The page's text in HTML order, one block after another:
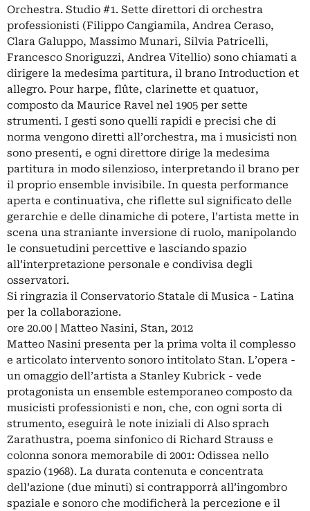
Orchestra. Studio #1. Sette direttori di orchestra
professionisti (Filippo Cangiamila, Andrea Ceraso,
Clara Galuppo, Massimo Munari, Silvia Patricelli,
Francesco Snoriguzzi, Andrea Vitellio) sono chiamati a
dirigere la medesima partitura, il brano Introduction et
allegro. Pour harpe, flûte, clarinette et quatuor,
composto da Maurice Ravel nel 1905 per sette
strumenti. I gesti sono quelli rapidi e precisi che di
norma vengono diretti all’orchestra, ma i musicisti non
sono presenti, e ogni direttore dirige la medesima
partitura in modo silenzioso, interpretando il brano per
il proprio ensemble invisibile. In questa performance
aperta e continuativa, che riflette sul significato delle
gerarchie e delle dinamiche di potere, l’artista mette in
scena una straniante inversione di ruolo, manipolando
le consuetudini percettive e lasciando spazio
all’interpretazione personale e condivisa degli
osservatori.
Si ringrazia il Conservatorio Statale di Musica - Latina
per la collaborazione.
ore 20.00 | Matteo Nasini, Stan, 2012
Matteo Nasini presenta per la prima volta il complesso
e articolato intervento sonoro intitolato Stan. L’opera -
un omaggio dell’artista a Stanley Kubrick - vede
protagonista un ensemble estemporaneo composto da
musicisti professionisti e non, che, con ogni sorta di
strumento, eseguirà le note iniziali di Also sprach
Zarathustra, poema sinfonico di Richard Strauss e
colonna sonora memorabile di 2001: Odissea nello
spazio (1968). La durata contenuta e concentrata
dell’azione (due minuti) si contrapporrà all’ingombro
spaziale e sonoro che modificherà la percezione e il